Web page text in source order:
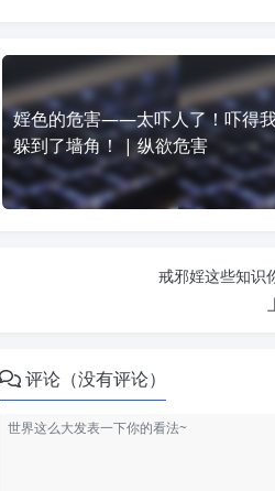
婬色的危害——太吓人了！吓得
躲到了墙角！ | 纵欲危害
戒邪婬这些知识
评论（没有评论）